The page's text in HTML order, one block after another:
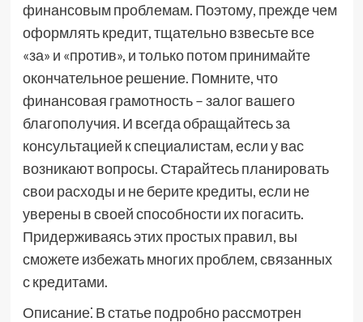
финансовым проблемам. Поэтому, прежде чем
оформлять кредит, тщательно взвесьте все
«за» и «против», и только потом принимайте
окончательное решение. Помните, что
финансовая грамотность – залог вашего
благополучия. И всегда обращайтесь за
консультацией к специалистам, если у вас
возникают вопросы. Старайтесь планировать
свои расходы и не берите кредиты, если не
уверены в своей способности их погасить.
Придерживаясь этих простых правил, вы
сможете избежать многих проблем, связанных
с кредитами.
Описание⁚ В статье подробно рассмотрен